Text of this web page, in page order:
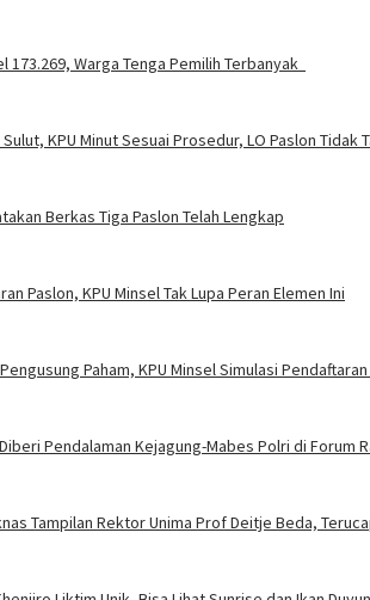
173.269, Warga Tenga Pemilih Terbanyak
Sulut, KPU Minut Sesuai Prosedur, LO Paslon Tidak
Berkas Tiga Paslon Telah Lengkap
Paslon, KPU Minsel Tak Lupa Peran Elemen Ini
Paham, KPU Minsel Simulasi
Pendalaman Kejagung-Mabes Polri di Forum
Tampilan Rektor Unima Prof Deitje Beda,